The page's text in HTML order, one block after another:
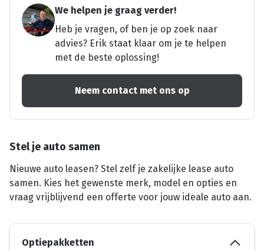
We helpen je graag verder!
Heb je vragen, of ben je op zoek naar
advies? Erik staat klaar om je te helpen
met de beste oplossing!
Neem contact met ons op
Stel je auto samen
Nieuwe auto leasen? Stel zelf je zakelijke lease auto
samen. Kies het gewenste merk, model en opties en
vraag vrijblijvend een offerte voor jouw ideale auto aan.
Optiepakketten